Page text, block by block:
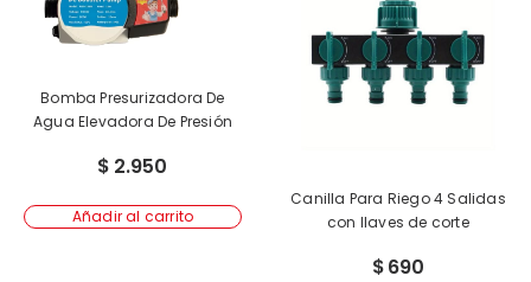
Bomba Presurizadora De
Agua Elevadora De Presión
$ 2.950
Añadir al carrito
Canilla Para Riego 4 Salidas
con llaves de corte
$690